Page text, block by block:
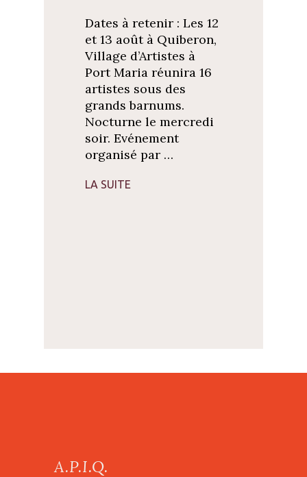
Dates à retenir : Les 12
et 13 août à Quiberon,
Village d’Artistes à
Port Maria réunira 16
artistes sous des
grands barnums.
Nocturne le mercredi
soir. Evénement
organisé par …
LA SUITE
A.P.I.Q.